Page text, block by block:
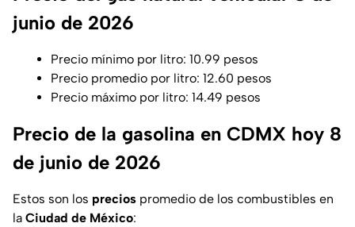
junio de 2026
Precio mínimo por litro: 10.99 pesos
Precio promedio por litro: 12.60 pesos
Precio máximo por litro: 14.49 pesos
Precio de la gasolina en CDMX hoy 8
de junio de 2026
Estos son los precios promedio de los combustibles en
la Ciudad de México: